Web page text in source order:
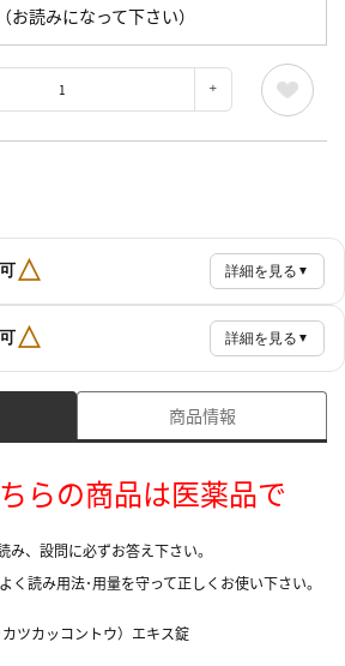
お読みになって下さい）
△ 詳細を見る ▼
△ 詳細を見る ▼
商品情報
らの商品は医薬品で
み、設問に必ずお答え下さい。
読み用法･用量を守って正しくお使い下さい。
ツカッコントウ）エキス錠